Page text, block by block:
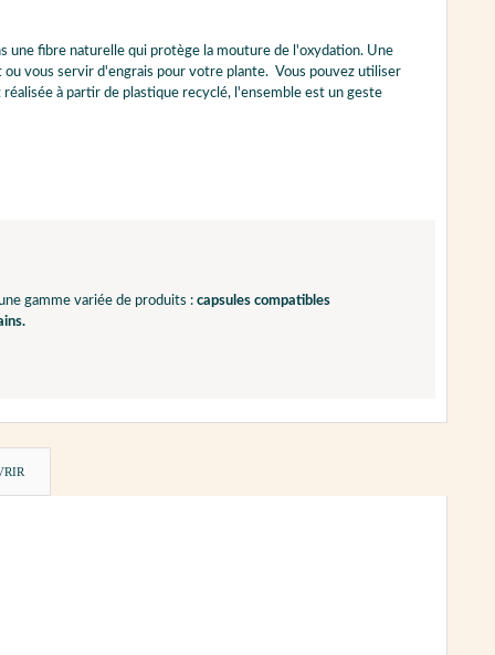
fibre naturelle qui protège la mouture de l'oxydation. Une
vous servir d'engrais pour votre plante. Vous pouvez utiliser
à partir de plastique recyclé, l'ensemble est un geste
gamme variée de produits : capsules compatibles